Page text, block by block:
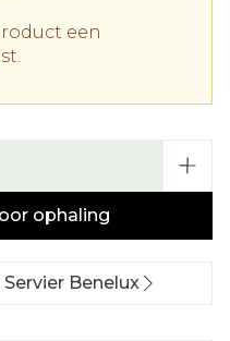
een
ophaling
Benelux